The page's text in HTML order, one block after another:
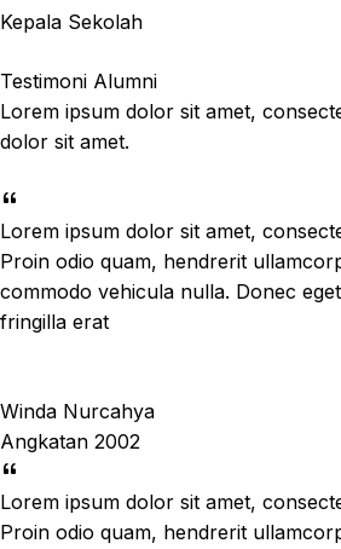
Kepala Sekolah
Testimoni Alumni
Lorem ipsum dolor sit amet,
dolor sit amet.
Lorem ipsum dolor sit amet,
Proin odio quam, hendrerit
commodo vehicula nulla. Donec
fringilla erat
Winda Nurcahya
Angkatan 2002
Lorem ipsum dolor sit amet,
Proin odio quam, hendrerit